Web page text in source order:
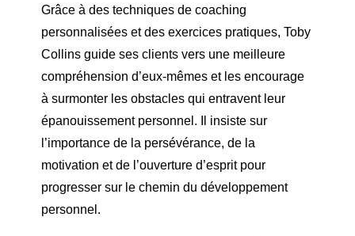
Grâce à des techniques de coaching
personnalisées et des exercices pratiques, Toby
Collins guide ses clients vers une meilleure
compréhension d’eux-mêmes et les encourage
à surmonter les obstacles qui entravent leur
épanouissement personnel. Il insiste sur
l’importance de la persévérance, de la
motivation et de l’ouverture d’esprit pour
progresser sur le chemin du développement
personnel.